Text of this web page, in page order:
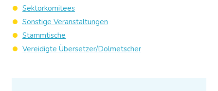
Sektorkomitees
Sonstige Veranstaltungen
Stammtische
Vereidigte Übersetzer/Dolmetscher